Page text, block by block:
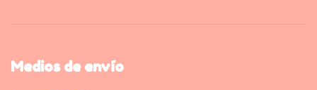
Medios de envío